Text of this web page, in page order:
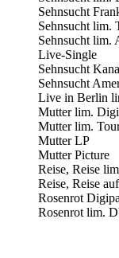
Sehnsucht
Sehnsucht lim.
Sehnsucht lim.
Live-Single
Sehnsucht
Sehnsucht
Live in Berlin
Mutter lim.
Mutter lim.
Mutter LP
Mutter Picture
Reise, Reise
Reise, Reise
Rosenrot
Rosenrot lim.